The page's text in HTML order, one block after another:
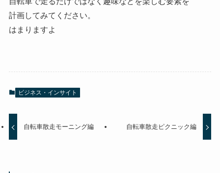
計画してみてください。
はまりますよ
ビジネス・インサイト
自転車散走モーニング編 自転車散走ピクニック編